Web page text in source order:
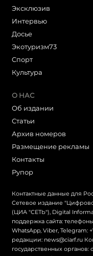
Эксклюзив
Интервью
Досье
Экотуризм73
Cпорт
Культура
О НАС
Об издании
Статьи
Архив номеров
Размещение рекламы
Контакты
Рупор
Контактные данные для
Сетевое издание
(ЦИА "СЕТЬ"), Digital
поддержка сайта:
WhatsApp, Viber, Telegram:
редакции: news@ciarf.ru
государственных